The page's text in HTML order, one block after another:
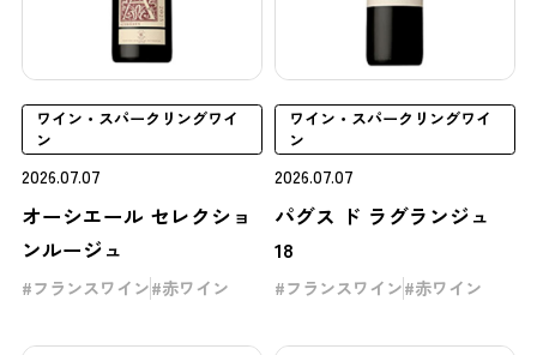
ワイン・スパークリングワイ
ン
2026.07.07
オーシエール セレクショ
ンルージュ
フランスワイン 赤ワイン
ワイン・スパークリングワイ
ン
2026.07.07
パグス ド ラグランジュ
18
フランスワイン 赤ワイン